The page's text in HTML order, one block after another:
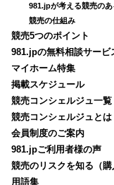
981.jpが考える競売の
競売の仕組み
競売5つのポイント
981.jpの無料相談サービ
マイホーム特集
掲載スケジュール
競売コンシェルジュ一覧
競売コンシェルジュとは
会員制度のご案内
981.jpご利用者様の声
競売のリスクを知る（購
用語集